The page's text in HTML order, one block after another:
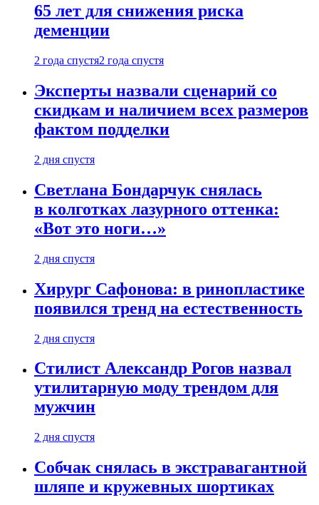
65 лет для снижения риска
деменции
2 года спустя2 года спустя
Эксперты назвали сценарий со
скидкам и наличием всех размеров
фактом подделки
2 дня спустя
Светлана Бондарчук снялась
в колготках лазурного оттенка:
«Вот это ноги…»
2 дня спустя
Хирург Сафонова: в ринопластике
появился тренд на естественность
2 дня спустя
Стилист Александр Рогов назвал
утилитарную моду трендом для
мужчин
2 дня спустя
Собчак снялась в экстравагантной
шляпе и кружевных шортиках